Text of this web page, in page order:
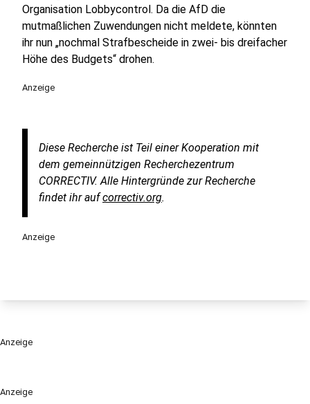
Anzeige
Organisation Lobbycontrol. Da die AfD die
mutmaßlichen Zuwendungen nicht meldete, könnten
ihr nun „nochmal Strafbescheide in zwei- bis dreifacher
Höhe des Budgets“ drohen.
Anzeige
Diese Recherche ist Teil einer Kooperation mit
dem gemeinnützigen Recherchezentrum
CORRECTIV. Alle Hintergründe zur Recherche
findet ihr aufcorrectiv.org.
Anzeige
Anzeige